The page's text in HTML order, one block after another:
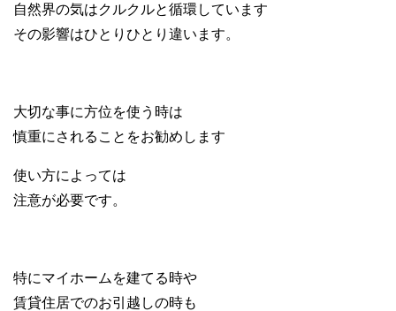
自然界の気はクルクルと循環しています
その影響はひとりひとり違います。
大切な事に方位を使う時は
慎重にされることをお勧めします
使い方によっては
注意が必要です。
特にマイホームを建てる時や
賃貸住居でのお引越しの時も